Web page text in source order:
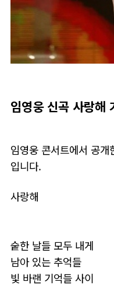
임영웅 신곡 사랑해
임영웅 콘서트에서 공
입니다.
사랑해
숱한 날들 모두 내게
남아 있는 추억들
빛 바랜 기억들 사이